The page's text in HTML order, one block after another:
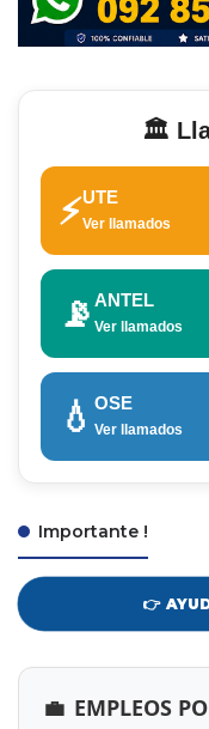
🏛️
⚡UTE
Ver llamados
📡 ANTEL
Ver llamados
💧 OSE
Ver llamados
Importante !
👉
💼 EMPLEOS